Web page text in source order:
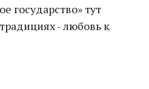
государство» тут
- любовь к